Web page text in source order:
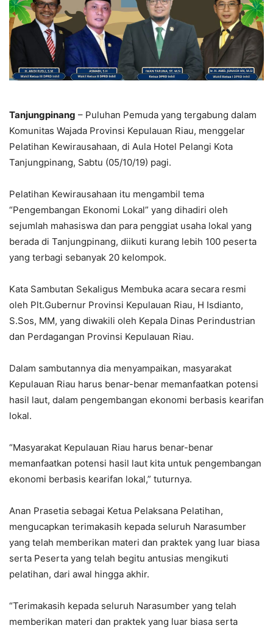
Tanjungpinang – Puluhan Pemuda yang tergabung dalam
Komunitas Wajada Provinsi Kepulauan Riau, menggelar
Pelatihan Kewirausahaan, di Aula Hotel Pelangi Kota
Tanjungpinang, Sabtu (05/10/19) pagi.
Pelatihan Kewirausahaan itu mengambil tema
“Pengembangan Ekonomi Lokal” yang dihadiri oleh
sejumlah mahasiswa dan para penggiat usaha lokal yang
berada di Tanjungpinang, diikuti kurang lebih 100 peserta
yang terbagi sebanyak 20 kelompok.
Kata Sambutan Sekaligus Membuka acara secara resmi
oleh Plt.Gubernur Provinsi Kepulauan Riau, H Isdianto,
S.Sos, MM, yang diwakili oleh Kepala Dinas Perindustrian
dan Perdagangan Provinsi Kepulauan Riau.
Dalam sambutannya dia menyampaikan, masyarakat
Kepulauan Riau harus benar-benar memanfaatkan potensi
hasil laut, dalam pengembangan ekonomi berbasis kearifan
lokal.
“Masyarakat Kepulauan Riau harus benar-benar
memanfaatkan potensi hasil laut kita untuk pengembangan
ekonomi berbasis kearifan lokal,” tuturnya.
Anan Prasetia sebagai Ketua Pelaksana Pelatihan,
mengucapkan terimakasih kepada seluruh Narasumber
yang telah memberikan materi dan praktek yang luar biasa
serta Peserta yang telah begitu antusias mengikuti
pelatihan, dari awal hingga akhir.
“Terimakasih kepada seluruh Narasumber yang telah
memberikan materi dan praktek yang luar biasa serta